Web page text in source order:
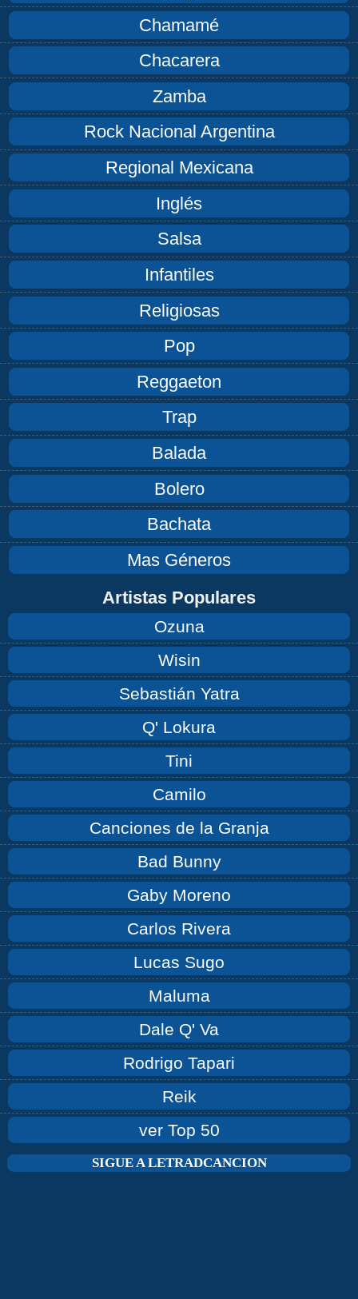
Chamamé
Chacarera
Zamba
Rock Nacional Argentina
Regional Mexicana
Inglés
Salsa
Infantiles
Religiosas
Pop
Reggaeton
Trap
Balada
Bolero
Bachata
Mas Géneros
Artistas Populares
Ozuna
Wisin
Sebastián Yatra
Q' Lokura
Tini
Camilo
Canciones de la Granja
Bad Bunny
Gaby Moreno
Carlos Rivera
Lucas Sugo
Maluma
Dale Q' Va
Rodrigo Tapari
Reik
ver Top 50
SIGUE A LETRADCANCION